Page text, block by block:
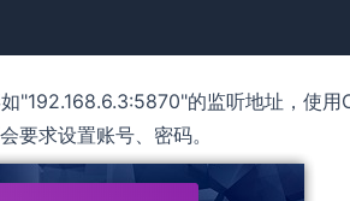
"192.168.6.3:5870"的监听地址，使
要求设置账号、密码。